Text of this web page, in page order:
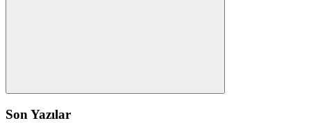
Ara
Son Yazılar